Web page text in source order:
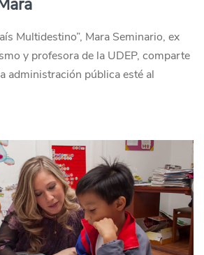
Multidestino”, Mara Seminario, ex
y profesora de la UDEP, comparte
administración pública esté al